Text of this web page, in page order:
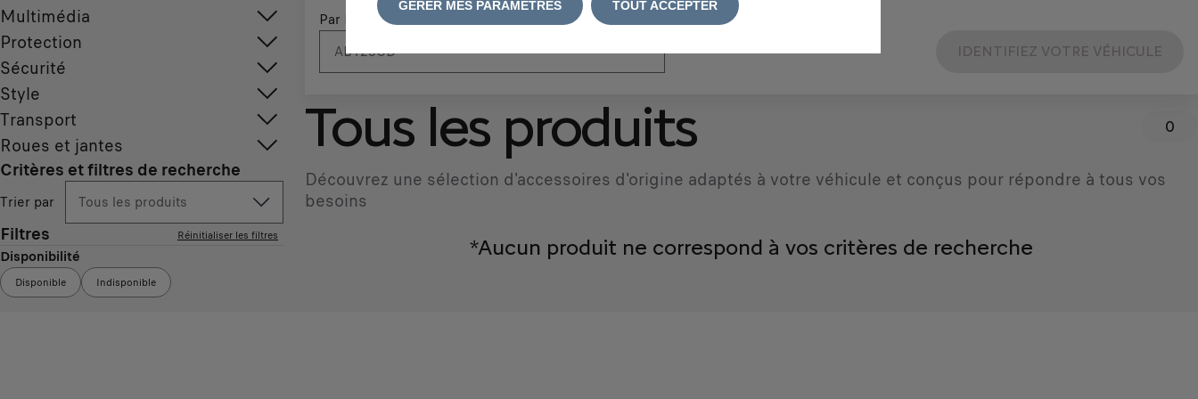
Multimédia
Protection
Sécurité
Style
Transport
Roues et jantes
Critères et filtres de recherche
Trier par Tous les produits
Filtres Réinitialiser les filtres
Disponibilité
Disponible Indisponible
Par N° d'immatriculation
IDENTIFIEZ VOTRE VÉHICULE
Tous les produits 0
Découvrez une sélection d'accessoires d'origine adaptés à votre véhicule et conçus pour répondre à tous vos
besoins
*Aucun produit ne correspond à vos critères de recherche
GÉRER MES PARAMÈTRES TOUT ACCEPTER